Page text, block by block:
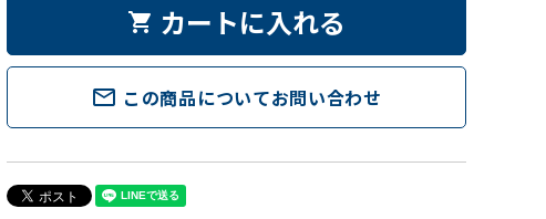
shopping_cart カートに入れる
mail_outline この商品についてお問い合わせ